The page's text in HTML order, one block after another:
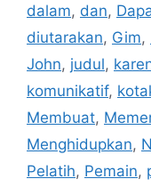
dalam, dan,
diutarakan, Gim,
John, judul,
komunikatif,
Membuat,
Menghidupkan,
Pelatih, Pemain,